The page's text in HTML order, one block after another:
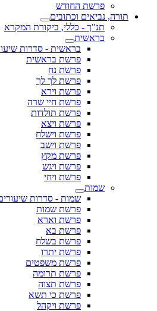
פרשת החודש
תורה, נביאים וכתובים
תנ"ך - כללי, ביקורת המקרא
בראשית
בראשית - סדרות
פרשת בראשית
פרשת נח
פרשת לך לך
פרשת וירא
פרשת חיי שרה
פרשת תולדות
פרשת ויצא
פרשת וישלח
פרשת וישב
פרשת מקץ
פרשת ויגש
פרשת ויחי
שמות
שמות - סדרות
פרשת שמות
פרשת וארא
פרשת בא
פרשת בשלח
פרשת יתרו
פרשת משפטים
פרשת תרומה
פרשת תצוה
פרשת כי תשא
פרשת ויקהל